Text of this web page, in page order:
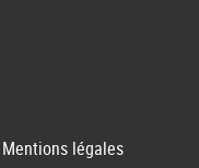
Mentions légales